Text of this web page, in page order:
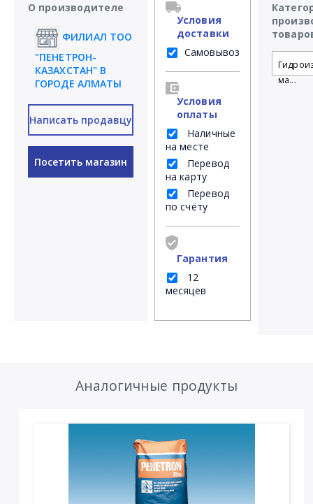
О производителе
ФИЛИАЛ ТОО
"ПЕНЕТРОН-
КАЗАХСТАН" В
ГОРОДЕ АЛМАТЫ
Написать продавцу
Посетить магазин
Условия
доставки
Самовывоз
Условия
оплаты
Наличные
на месте
Перевод
на карту
Перевод
по счёту
Гарантия
12
месяцев
ма...
Аналогичные продукты